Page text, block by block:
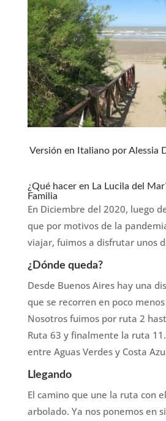
Versión en Italiano por Alessia
¿Qué hacer en La Lucila del
Familia
En Diciembre del 2020, luego
que por motivos de la
viajar, fuimos a disfrutar unos
¿Dónde queda?
Desde Buenos Aires hay una
que se recorren en poco
Nosotros fuimos por ruta 2
Ruta 63 y finalmente la ruta
entre Aguas Verdes y Costa
Llegando
El camino que une la ruta con
arbolado. Ya nos ponemos en